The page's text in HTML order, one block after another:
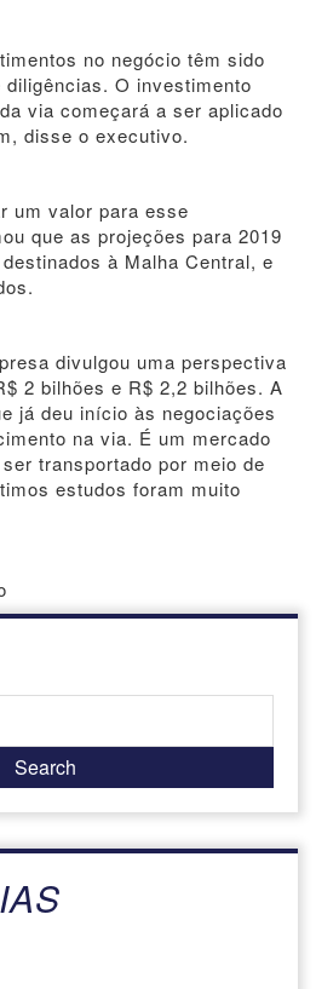
no negócio têm sido
O investimento
via começará a ser aplicado
disse o executivo.
um valor para esse
que as projeções para 2019
à Malha Central, e
divulgou uma perspectiva
2 bilhões e R$ 2,2 bilhões. A
já deu início às negociações
na via. É um mercado
transportado por meio de
estudos foram muito